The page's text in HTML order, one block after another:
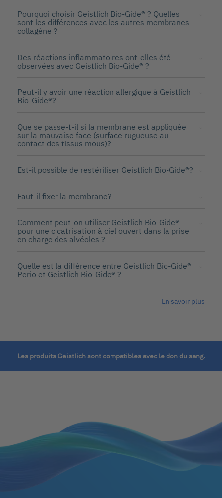
Pourquoi choisir Geistlich Bio-Gide® ? Quelles
sont les différences avec les autres membranes
collagène ?
Des réactions inflammatoires ont-elles été
observées avec Geistlich Bio-Gide® ?
Peut-il y avoir une réaction allergique à Geistlich
Bio-Gide®?
Que se passe-t-il si la membrane est appliquée
sur la mauvaise face (surface rugueuse au
contact des tissus mous)?
Est-il possible de restériliser Geistlich Bio-Gide®?
Faut-il fixer la membrane?
Comment peut-on utiliser Geistlich Bio-Gide®
pour une cicatrisation à ciel ouvert dans la prise
en charge des alvéoles ?
Quelle est la différence entre Geistlich Bio-Gide®
Perio et Geistlich Bio-Gide® ?
En savoir plus
Les produits Geistlich sont compatibles avec le don du sang.